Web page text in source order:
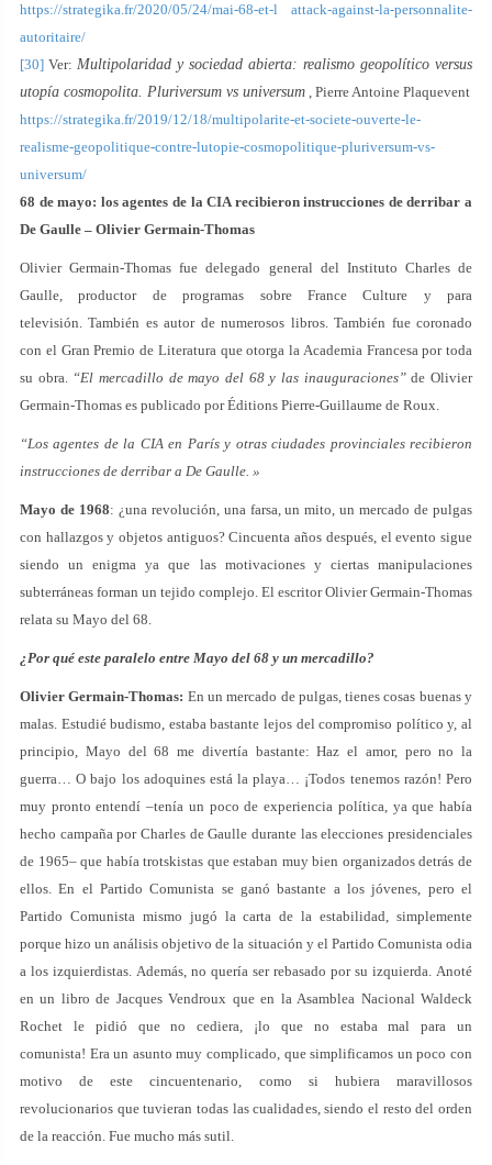
https://strategika.fr/2020/05/24/mai-68-et-l attack-against-la-personnalite-
autoritaire/
[30] Ver: Multipolaridad y sociedad abierta: realismo geopolítico versus
utopía cosmopolita. Pluriversum vs universum , Pierre Antoine Plaquevent
https://strategika.fr/2019/12/18/multipolarite-et-societe-ouverte-le-
realisme-geopolitique-contre-lutopie-cosmopolitique-pluriversum-vs-
universum/
68 de mayo: los agentes de la CIA recibieron instrucciones de derribar a
De Gaulle – Olivier Germain-Thomas
Olivier Germain-Thomas fue delegado general del Instituto Charles de
Gaulle, productor de programas sobre France Culture y para
televisión. También es autor de numerosos libros. También fue coronado
con el Gran Premio de Literatura que otorga la Academia Francesa por toda
su obra. “El mercadillo de mayo del 68 y las inauguraciones”de Olivier
Germain-Thomas es publicado por Éditions Pierre-Guillaume de Roux.
“Los agentes de la CIA en París y otras ciudades provinciales recibieron
instrucciones de derribar a De Gaulle. »
Mayo de 1968: ¿una revolución, una farsa, un mito, un mercado de pulgas
con hallazgos y objetos antiguos? Cincuenta años después, el evento sigue
siendo un enigma ya que las motivaciones y ciertas manipulaciones
subterráneas forman un tejido complejo. El escritor Olivier Germain-Thomas
relata su Mayo del 68.
¿Por qué este paralelo entre Mayo del 68 y un mercadillo?
Olivier Germain-Thomas: En un mercado de pulgas, tienes cosas buenas y
malas. Estudié budismo, estaba bastante lejos del compromiso político y, al
principio, Mayo del 68 me divertía bastante: Haz el amor, pero no la
guerra… O bajo los adoquines está la playa… ¡Todos tenemos razón! Pero
muy pronto entendí –tenía un poco de experiencia política, ya que había
hecho campaña por Charles de Gaulle durante las elecciones presidenciales
de 1965– que había trotskistas que estaban muy bien organizados detrás de
ellos. En el Partido Comunista se ganó bastante a los jóvenes, pero el
Partido Comunista mismo jugó la carta de la estabilidad, simplemente
porque hizo un análisis objetivo de la situación y el Partido Comunista odia
a los izquierdistas. Además, no quería ser rebasado por su izquierda. Anoté
en un libro de Jacques Vendroux que en la Asamblea Nacional Waldeck
Rochet le pidió que no cediera, ¡lo que no estaba mal para un
comunista! Era un asunto muy complicado, que simplificamos un poco con
motivo de este cincuentenario, como si hubiera maravillosos
revolucionarios que tuvieran todas las cualidades, siendo el resto del orden
de la reacción. Fue mucho más sutil.